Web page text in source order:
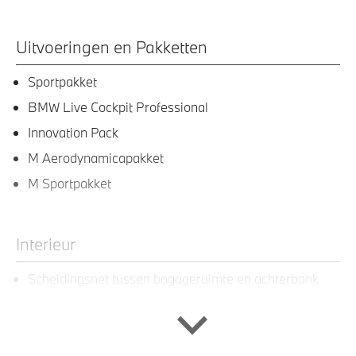
Uitvoeringen en Pakketten
Sportpakket
BMW Live Cockpit Professional
Innovation Pack
M Aerodynamicapakket
M Sportpakket
Interieur
Scheidingsnet tussen bagageruimte en achterbank